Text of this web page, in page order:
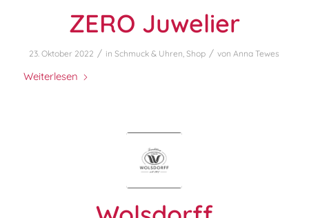
ZERO Juwelier
23. Oktober 2022 / inSchmuck & Uhren,Shop / vonAnna Tewes
Weiterlesen